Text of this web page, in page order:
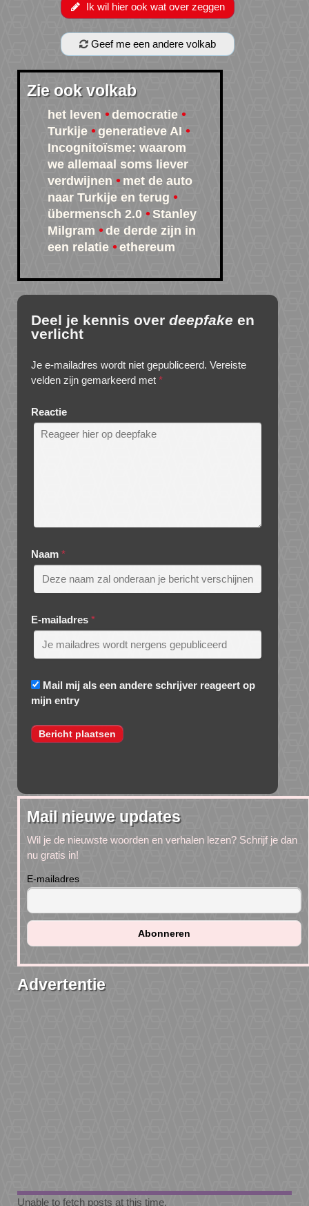
Ik wil hier ook wat over zeggen
Geef me een andere volkab
Zie ook volkab
het leven
democratie
Turkije
generatieve AI
Incognitoïsme: waarom
we allemaal soms liever
verdwijnen
met de auto
naar Turkije en terug
übermensch 2.0
Stanley
Milgram
de derde zijn in
een relatie
ethereum
Deel je kennis over deepfake en
verlicht
Je e-mailadres wordt niet gepubliceerd. Vereiste
velden zijn gemarkeerd met *
Reactie
Naam *
E-mailadres *
Mail mij als een andere schrijver reageert op
mijn entry
Mail nieuwe updates
Wil je de nieuwste woorden en verhalen lezen? Schrijf je dan
nu gratis in!
E-mailadres
Advertentie
Unable to fetch posts at this time.